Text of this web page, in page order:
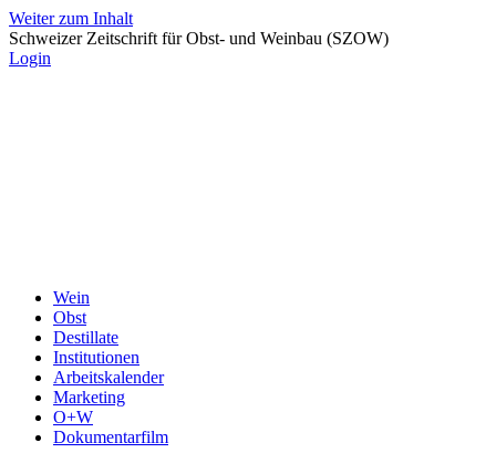
Weiter zum Inhalt
Schweizer Zeitschrift für Obst- und Weinbau (SZOW)
Login
Wein
Obst
Destillate
Institutionen
Arbeitskalender
Marketing
O+W
Dokumentarfilm